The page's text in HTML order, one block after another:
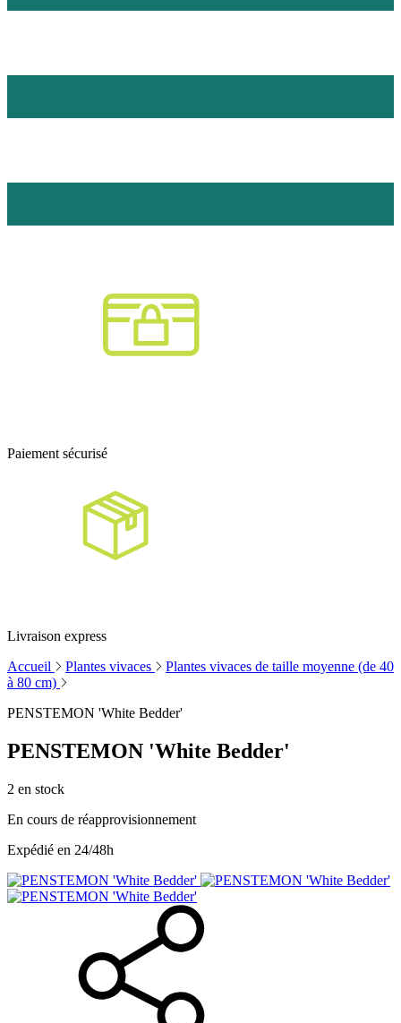
Paiement sécurisé
Livraison express
Accueil
Plantes vivaces
Plantes vivaces de taille moyenne (de 40
à 80 cm)
PENSTEMON 'White Bedder'
PENSTEMON 'White Bedder'
2 en stock
En cours de réapprovisionnement
Expédié en 24/48h